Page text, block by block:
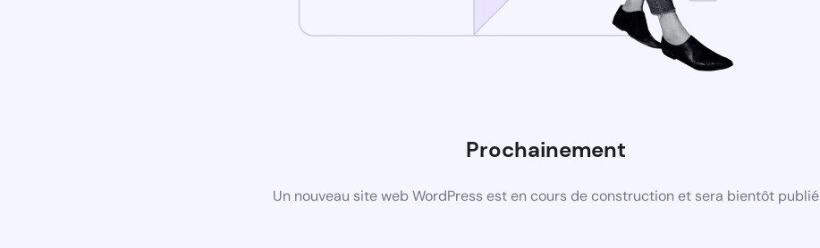
Prochainement
Un nouveau site web WordPress est en cours de construction et sera bientôt publié